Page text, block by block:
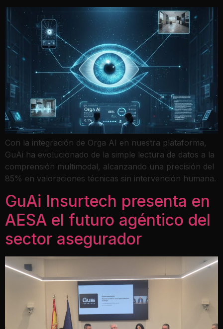
Con la integración de Orga AI en nuestra plataforma,
GuAi ha evolucionado de la simple lectura de datos a la
comprensión multimodal, alcanzando una precisión del
85% en valoraciones técnicas sin intervención humana.
GuAi Insurtech presenta en
AESA el futuro agéntico del
sector asegurador